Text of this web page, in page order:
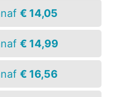
€ 14,05
€ 14,99
€ 16,56